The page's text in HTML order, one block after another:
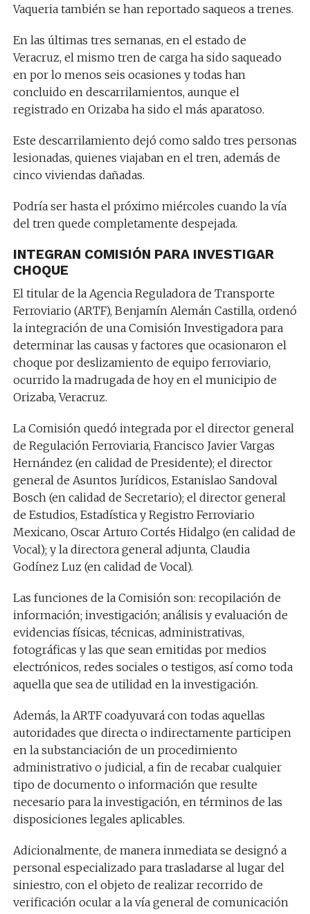
Vaqueria también se han reportado saqueos a trenes.
En las últimas tres semanas, en el estado de
Veracruz, el mismo tren de carga ha sido saqueado
en por lo menos seis ocasiones y todas han
concluido en descarrilamientos, aunque el
registrado en Orizaba ha sido el más aparatoso.
Este descarrilamiento dejó como saldo tres personas
lesionadas, quienes viajaban en el tren, además de
cinco viviendas dañadas.
Podría ser hasta el próximo miércoles cuando la vía
del tren quede completamente despejada.
INTEGRAN COMISIÓN PARA INVESTIGAR
CHOQUE
El titular de la Agencia Reguladora de Transporte
Ferroviario (ARTF), Benjamín Alemán Castilla, ordenó
la integración de una Comisión Investigadora para
determinar las causas y factores que ocasionaron el
choque por deslizamiento de equipo ferroviario,
ocurrido la madrugada de hoy en el municipio de
Orizaba, Veracruz.
La Comisión quedó integrada por el director general
de Regulación Ferroviaria, Francisco Javier Vargas
Hernández (en calidad de Presidente); el director
general de Asuntos Jurídicos, Estanislao Sandoval
Bosch (en calidad de Secretario); el director general
de Estudios, Estadística y Registro Ferroviario
Mexicano, Oscar Arturo Cortés Hidalgo (en calidad de
Vocal); y la directora general adjunta, Claudia
Godínez Luz (en calidad de Vocal).
Las funciones de la Comisión son: recopilación de
información; investigación; análisis y evaluación de
evidencias físicas, técnicas, administrativas,
fotográficas y las que sean emitidas por medios
electrónicos, redes sociales o testigos, así como toda
aquella que sea de utilidad en la investigación.
Además, la ARTF coadyuvará con todas aquellas
autoridades que directa o indirectamente participen
en la substanciación de un procedimiento
administrativo o judicial, a fin de recabar cualquier
tipo de documento o información que resulte
necesario para la investigación, en términos de las
disposiciones legales aplicables.
Adicionalmente, de manera inmediata se designó a
personal especializado para trasladarse al lugar del
siniestro, con el objeto de realizar recorrido de
verificación ocular a la vía general de comunicación